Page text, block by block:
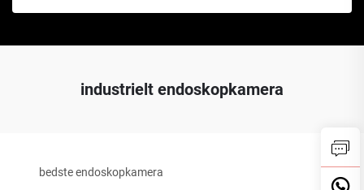
industrielt endoskopkamera
bedste endoskopkamera